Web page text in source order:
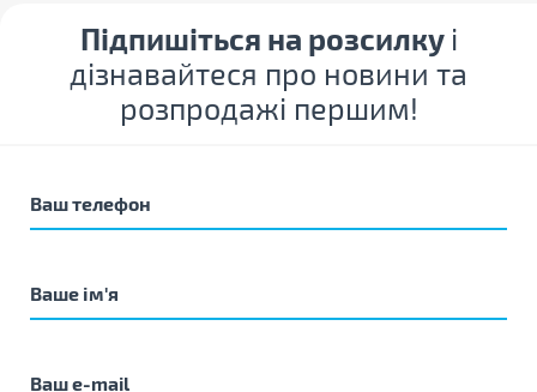
Підпишіться на розсилку і
дізнавайтеся про новини та
розпродажі першим!